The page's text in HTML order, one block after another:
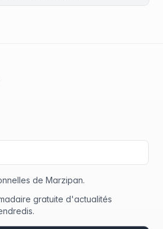
de Marzipan.
gratuite d'actualités